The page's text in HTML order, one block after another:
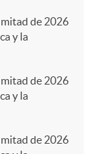
de 2026
y la
de 2026
y la
de 2026